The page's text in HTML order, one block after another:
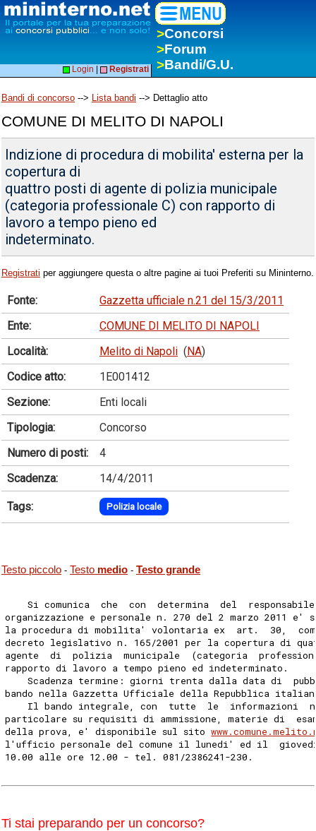
>Concorsi
>Forum
>Bandi/G.U.
Login Registrati
Bandi di concorso --> Lista bandi --> Dettaglio atto
COMUNE DI MELITO DI NAPOLI
Indizione di procedura di mobilita' esterna per la
copertura di
quattro posti di agente di polizia municipale
(categoria professionale C) con rapporto di
lavoro a tempo pieno ed
indeterminato.
Registrati per aggiungere questa o altre pagine ai tuoi Preferiti su Mininterno.
Fonte:
Gazzetta ufficiale n.21 del 15/3/2011
Ente:
COMUNE DI MELITO DI NAPOLI
Località:
Melito di Napoli (NA)
Codice atto:
1E001412
Sezione:
Enti locali
Tipologia:
Concorso
Numero di posti:
4
Scadenza:
14/4/2011
Tags: Polizia locale
Testo piccolo - Testo medio - Testo grande
Si comunica  che  con  determina  del
organizzazione e personale n. 270 del 2 marzo 2011
la procedura di mobilita' volontaria ex  art.  30,
decreto legislativo n. 165/2001 per la copertura di
agente  di  polizia  municipale  (categoria
rapporto di lavoro a tempo pieno ed indeterminato.
Scadenza termine: giorni trenta dalla data di
bando nella Gazzetta Ufficiale della Repubblica
Il bando integrale, con  tutte  le  informazioni
particolare su requisiti di ammissione, materie di
della prova, e' disponibile sul sito
l'ufficio personale del comune il lunedi' ed il
10.00 alle ore 12.00 - tel. 081/2386241-230.
Ti stai preparando per un concorso?